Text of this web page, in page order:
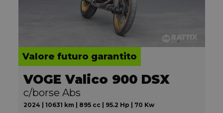
Valore futuro garantito
VOGE Valico 900 DSX
c/borse Abs
2024 | 10631 km | 895 cc | 95.2 Hp | 70 Kw